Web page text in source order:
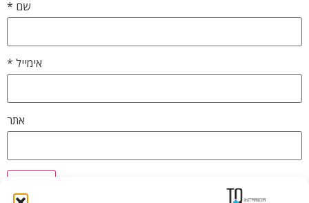
שם *
אימייל *
אתר